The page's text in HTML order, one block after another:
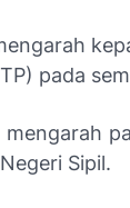
pada
Sipil.